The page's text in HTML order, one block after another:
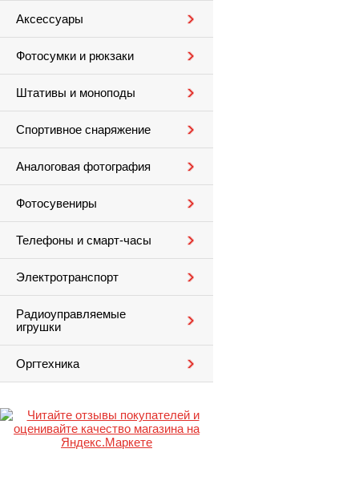
Аксессуары
Фотосумки и рюкзаки
Штативы и моноподы
Спортивное снаряжение
Аналоговая фотография
Фотосувениры
Телефоны и смарт-часы
Электротранспорт
Радиоуправляемые
игрушки
Оргтехника